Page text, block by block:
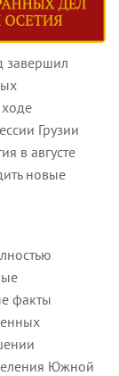
завершил
Грузии
в августе
новые
факты
Южной